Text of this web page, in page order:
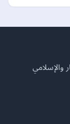
والإسلامي